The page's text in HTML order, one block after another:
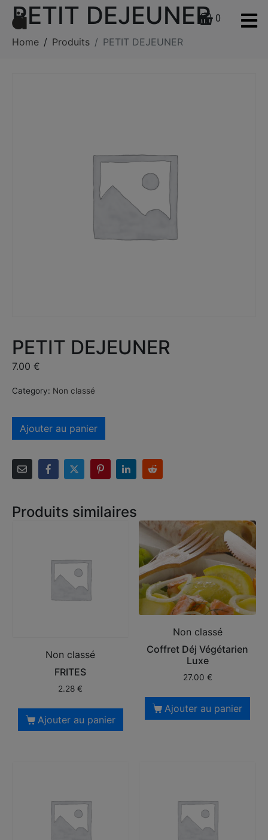
0
PETIT DEJEUNER
Home Produits PETIT DEJEUNER
PETIT DEJEUNER
7.00 €
Category: Non classé
Ajouter au panier
Produits similaires
Non classé
FRITES
2.28€
Ajouter au panier
Non classé
Coffret Déj Végétarien
Luxe
27.00 €
Ajouter au panier